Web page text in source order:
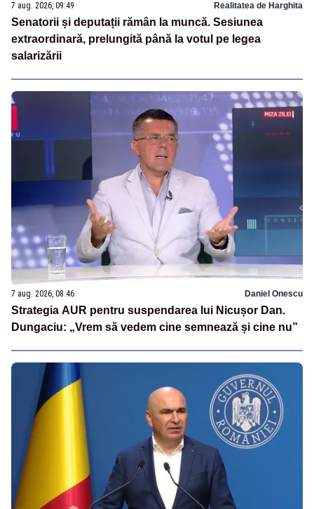
7 aug. 2026, 09:49 Realitatea de Harghita
Senatorii și deputații rămân la muncă. Sesiunea
extraordinară, prelungită până la votul pe legea
salarizării
7 aug. 2026, 08:46 Daniel Onescu
Strategia AUR pentru suspendarea lui Nicușor Dan.
Dungaciu: „Vrem să vedem cine semnează și cine nu”